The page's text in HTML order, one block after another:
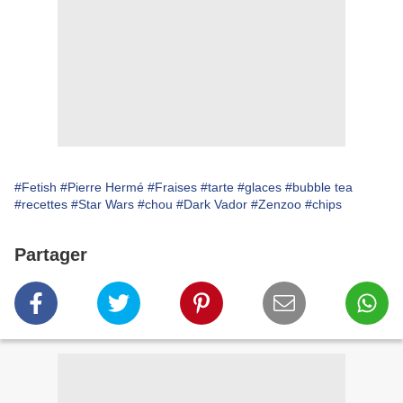
#Fetish #Pierre Hermé #Fraises #tarte #glaces #bubble tea
#recettes #Star Wars #chou #Dark Vador #Zenzoo #chips
Partager